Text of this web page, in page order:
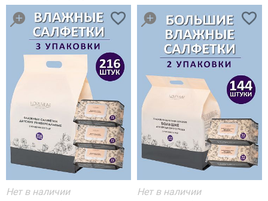
Нет в наличии Нет в наличии